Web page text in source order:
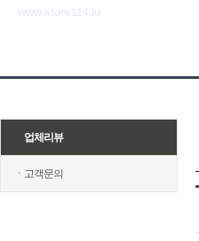
업체리뷰
ㆍ 고객문의